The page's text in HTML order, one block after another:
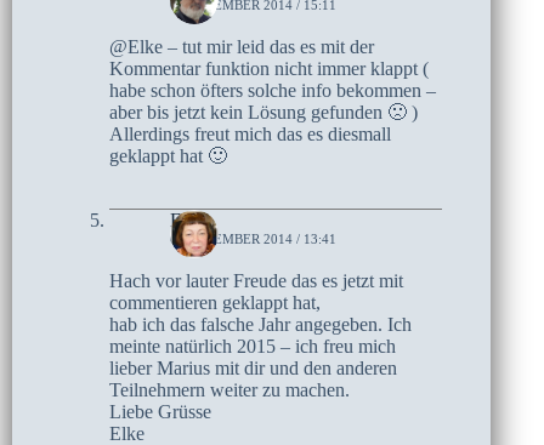
6. NOVEMBER 2014 / 15:11
@Elke – tut mir leid das es mit der
Kommentar funktion nicht immer klappt (
habe schon öfters solche info bekommen –
aber bis jetzt kein Lösung gefunden 🙁 )
Allerdings freut mich das es diesmall
geklappt hat 🙂
Elke
6. NOVEMBER 2014 / 13:41
Hach vor lauter Freude das es jetzt mit
commentieren geklappt hat,
hab ich das falsche Jahr angegeben. Ich
meinte natürlich 2015 – ich freu mich
lieber Marius mit dir und den anderen
Teilnehmern weiter zu machen.
Liebe Grüsse
Elke